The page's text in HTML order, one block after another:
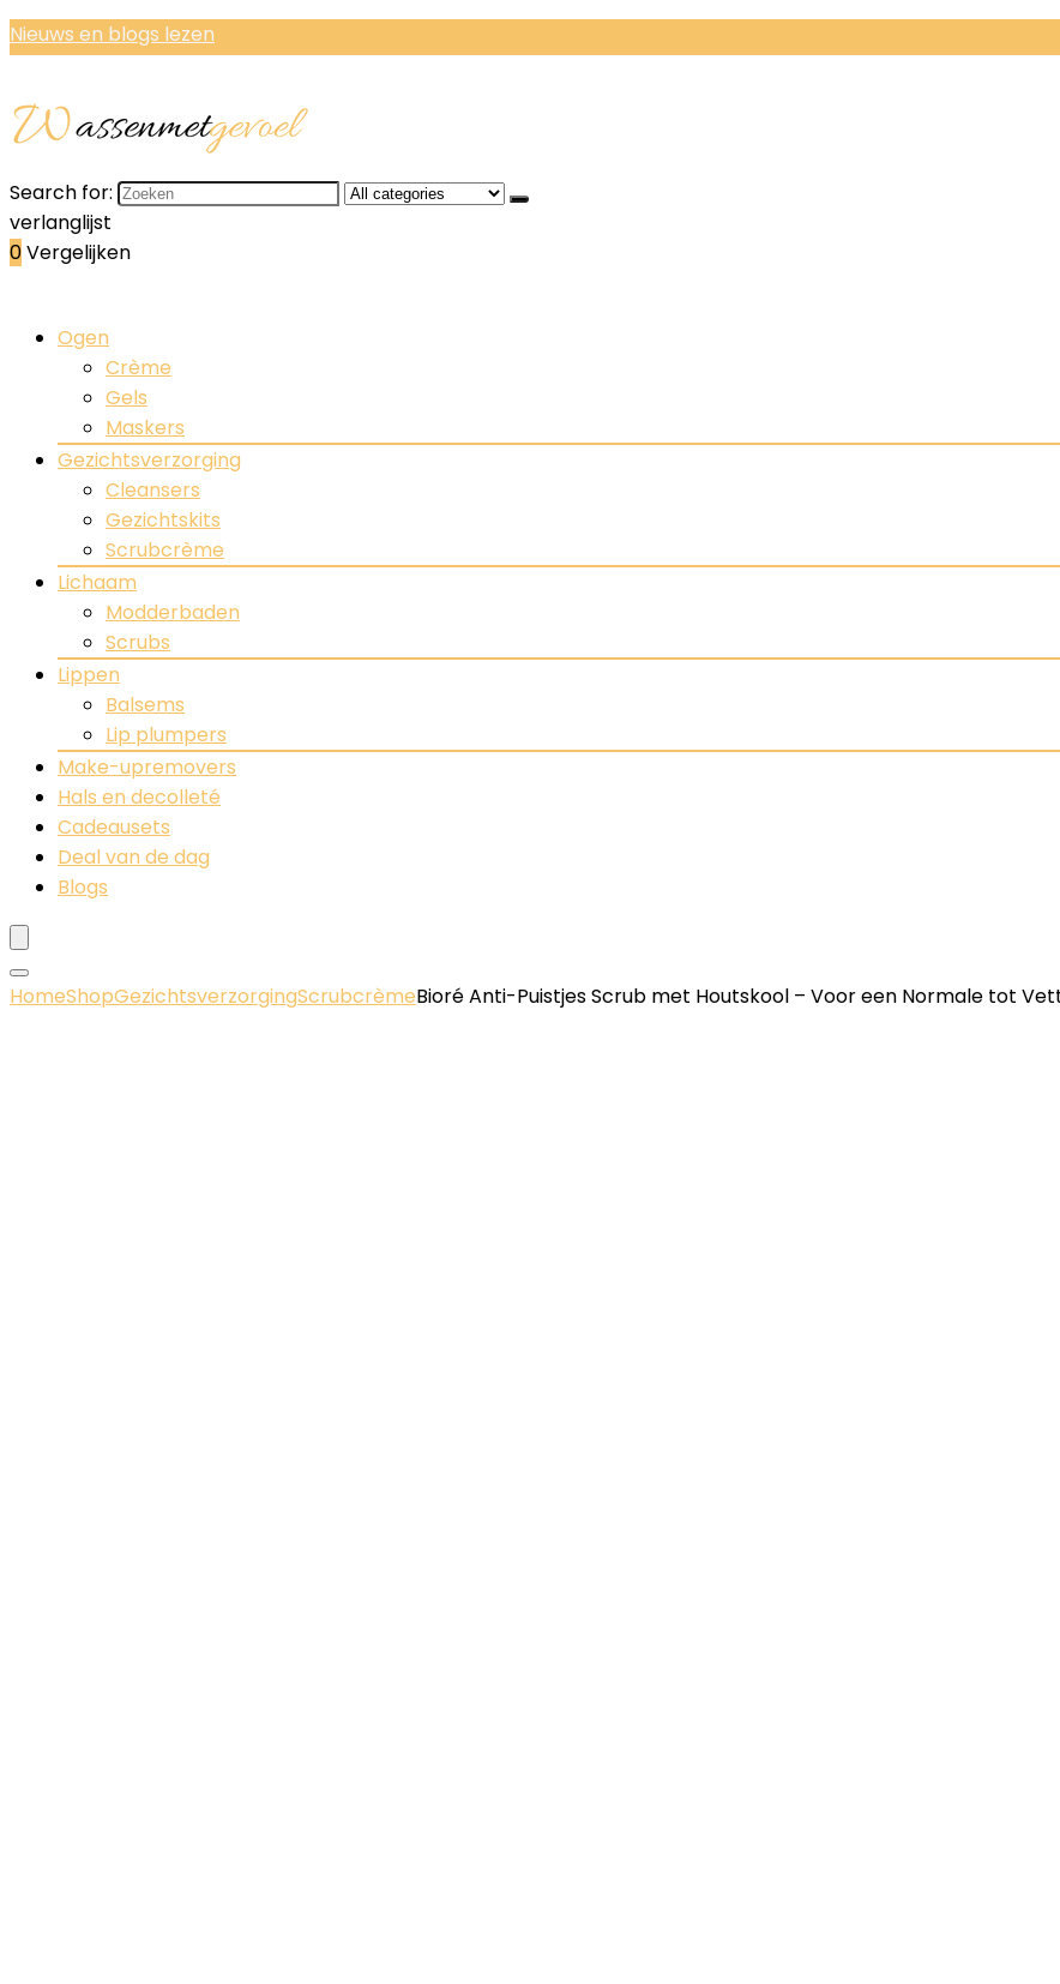
Nieuws en blogs lezen
Search for:
verlanglijst
0Vergelijken
Ogen
Crème
Gels
Maskers
Gezichtsverzorging
Cleansers
Gezichtskits
Scrubcrème
Lichaam
Modderbaden
Scrubs
Lippen
Balsems
Lip plumpers
Make-upremovers
Hals en decolleté
Cadeausets
Deal van de dag
Blogs
HomeShopGezichtsverzorgingScrubcrèmeBioré Anti-Puistjes Scrub met Houtskool – Voor een Normale tot